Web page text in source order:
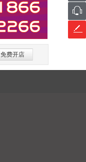
免费开店